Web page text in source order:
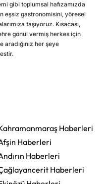
gibi toplumsal hafızamızda
eşsiz gastronomisini, yöresel
taşıyoruz. Kısacası,
gönül vermiş herkes için
her şeye
Haberleri
Haberleri
Haberleri
Haberleri